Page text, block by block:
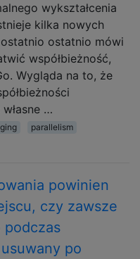
wykształcenia
kilka nowych
ostatnio mówi
współbieżność,
Wygląda na to, że
…
parallelism
powinien
czy zawsze
podczas
po